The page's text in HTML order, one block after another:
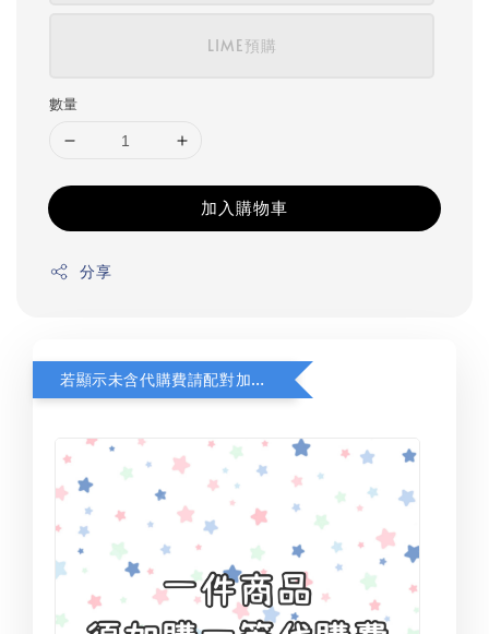
LIME預購
數量
加入購物車
分享
若顯示未含代購費請配對加購(未加購視同無效訂單)